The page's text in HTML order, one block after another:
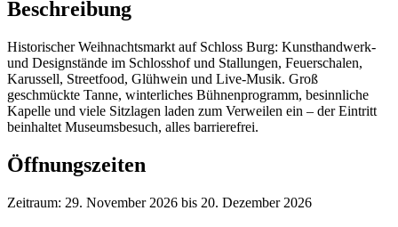
Beschreibung
Historischer Weihnachtsmarkt auf Schloss Burg: Kunsthandwerk-
und Designstände im Schlosshof und Stallungen, Feuerschalen,
Karussell, Streetfood, Glühwein und Live-Musik. Groß
geschmückte Tanne, winterliches Bühnenprogramm, besinnliche
Kapelle und viele Sitzlagen laden zum Verweilen ein – der Eintritt
beinhaltet Museumsbesuch, alles barrierefrei.
Öffnungszeiten
Zeitraum: 29. November 2026 bis 20. Dezember 2026